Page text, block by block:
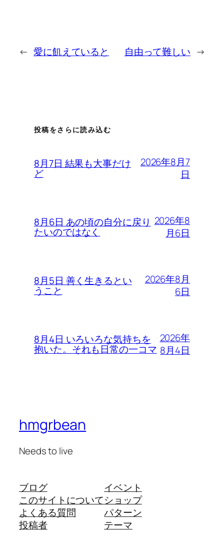
← 愛に飢えていると 自由って難しい →
投稿をさらに読み込む
8月7日 結果も大事だけ
ど
2026年8月7
日
8月6日 あの頃の自分に戻り
たいのではなく
2026年8
月6日
8月5日 善く生きるとい
うこと
2026年8月
6日
8月4日 いろいろな気持ちを
抱いた。それも日常の一コマ
2026年
8月4日
hmgrbean
Needs to live
ブログ
このサイトについて
よくある質問
投稿者
イベント
ショップ
パターン
テーマ